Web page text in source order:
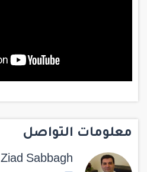
معلومات التواصل
Ziad Sabbagh